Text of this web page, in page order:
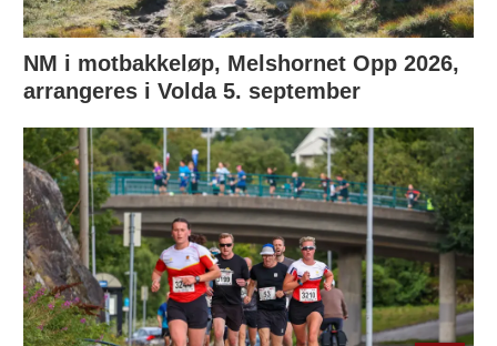
NM i motbakkeløp, Melshornet Opp 2026,
arrangeres i Volda 5. september